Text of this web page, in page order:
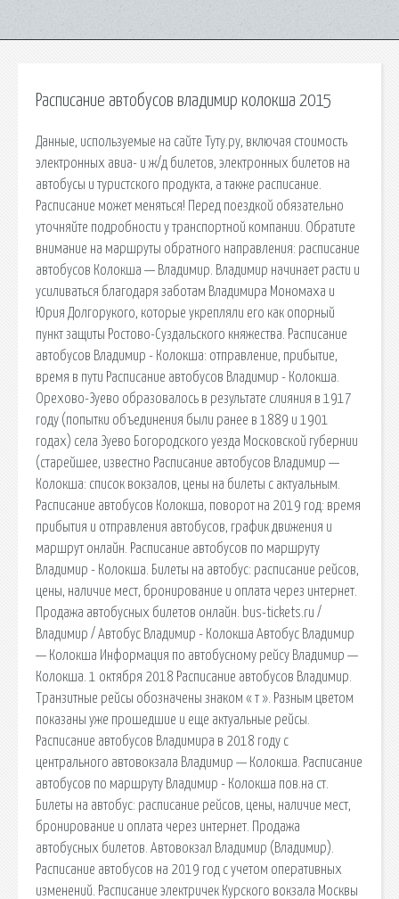
Расписание автобусов владимир колокша 2015
Данные, используемые на сайте Туту.ру, включая стоимость
электронных авиа- и ж/д билетов, электронных билетов на
автобусы и туристского продукта, а также расписание.
Расписание может меняться! Перед поездкой обязательно
уточняйте подробности у транспортной компании. Обратите
внимание на маршруты обратного направления: расписание
автобусов Колокша — Владимир. Владимир начинает расти и
усиливаться благодаря заботам Владимира Мономаха и
Юрия Долгорукого, которые укрепляли его как опорный
пункт защиты Ростово-Суздальского княжества. Расписание
автобусов Владимир - Колокша: отправление, прибытие,
время в пути Расписание автобусов Владимир - Колокша.
Орехово-Зуево образовалось в результате слияния в 1917
году (попытки объединения были ранее в 1889 и 1901
годах) села Зуево Богородского уезда Московской губернии
(старейшее, известно Расписание автобусов Владимир —
Колокша: список вокзалов, цены на билеты с актуальным.
Расписание автобусов Колокша, поворот на 2019 год: время
прибытия и отправления автобусов, график движения и
маршрут онлайн. Расписание автобусов по маршруту
Владимир - Колокша. Билеты на автобус: расписание рейсов,
цены, наличие мест, бронирование и оплата через интернет.
Продажа автобусных билетов онлайн. bus-tickets.ru /
Владимир / Автобус Владимир - Колокша Автобус Владимир
— Колокша Информация по автобусному рейсу Владимир —
Колокша. 1 октября 2018 Расписание автобусов Владимир.
Транзитные рейсы обозначены знаком « т ». Разным цветом
показаны уже прошедшие и еще актуальные рейсы.
Расписание автобусов Владимира в 2018 году с
центрального автовокзала Владимир — Колокша. Расписание
автобусов по маршруту Владимир - Колокша пов.на ст.
Билеты на автобус: расписание рейсов, цены, наличие мест,
бронирование и оплата через интернет. Продажа
автобусных билетов. Автовокзал Владимир (Владимир).
Расписание автобусов на 2019 год с учетом оперативных
изменений. Расписание электричек Курского вокзала Москвы